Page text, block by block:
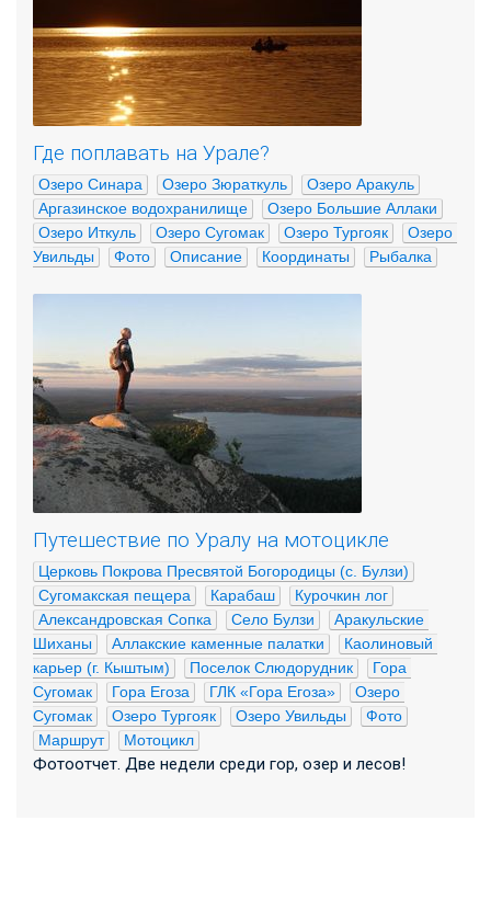
Где поплавать на Урале?
Озеро Синара Озеро Зюраткуль
Озеро Аракуль
Аргазинское водохранилище
Озеро Большие Аллаки
Озеро Иткуль
Озеро Сугомак Озеро Тургояк
Озеро
Увильды
Фото Описание Координаты Рыбалка
Путешествие по Уралу на мотоцикле
Церковь Покрова Пресвятой Богородицы (с. Булзи)
Сугомакская пещера
Карабаш
Курочкин лог
Александровская Сопка
Село Булзи
Аракульские
Шиханы
Аллакские каменные палатки
Каолиновый
карьер (г. Кыштым)
Поселок Слюдорудник
Гора
Сугомак
Гора Егоза ГЛК «Гора Егоза»
Озеро
Сугомак
Озеро Тургояк Озеро Увильды
Фото
Маршрут
Мотоцикл
Фотоотчет. Две недели среди гор, озер и лесов!